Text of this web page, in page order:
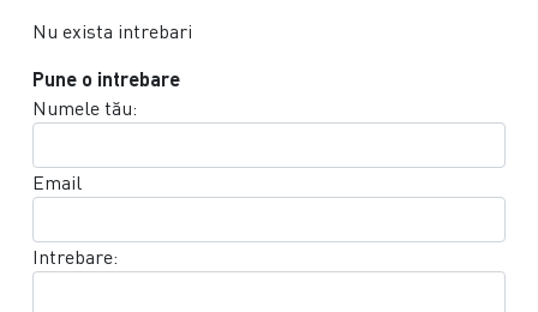
Nu exista intrebari
Pune o intrebare
Numele tău:
Email
Intrebare: